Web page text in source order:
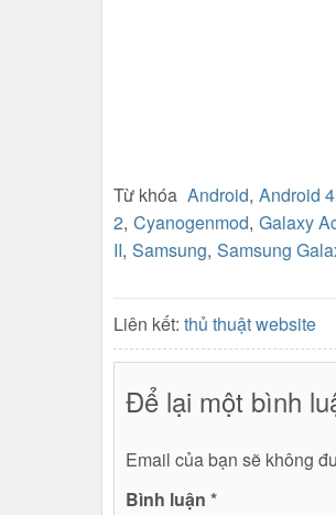
Từ khóa Android, Android
2, Cyanogenmod, Galaxy
II, Samsung, Samsung
Liên kết: thủ thuật website
Để lại một bình
Email của bạn sẽ không
Bình luận *